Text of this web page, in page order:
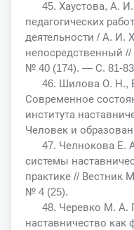
45. Хаустова, А.
педагогических
деятельности / А. И.
непосредственный
№ 40 (174). — С. 81-
46. Шилова О. Н.,
Современное
института
Человек и
47. Челнокова Е.
системы
практике // Вестник
№ 4 (25).
48. Черевко М. А.
наставничество как